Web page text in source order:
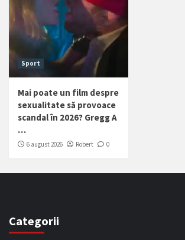
Sport
Mai poate un film despre
sexualitate să provoace
scandal în 2026? Gregg A
…
6 august 2026 Robert 0
Categorii